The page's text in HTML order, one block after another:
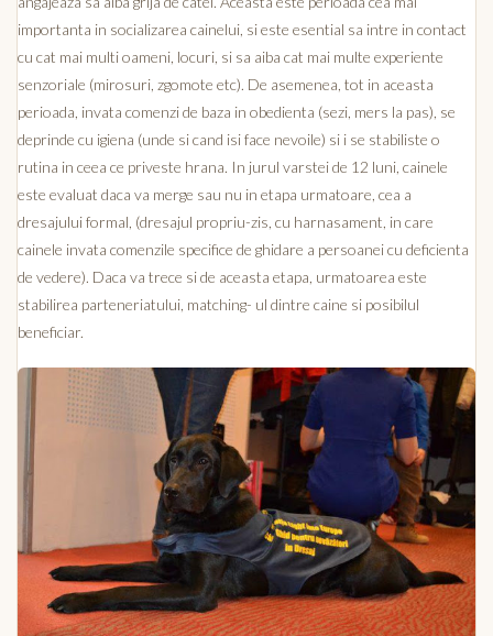
importanta in socializarea cainelui, si este esential sa intre in contact
cu cat mai multi oameni, locuri, si sa aiba cat mai multe experiente
senzoriale (mirosuri, zgomote etc). De asemenea, tot in aceasta
perioada, invata comenzi de baza in obedienta (sezi, mers la pas), se
deprinde cu igiena (unde si cand isi face nevoile) si i se stabiliste o
rutina in ceea ce priveste hrana. In jurul varstei de 12 luni, cainele
este evaluat daca va merge sau nu in etapa urmatoare, cea a
dresajului formal, (dresajul propriu-zis, cu harnasament, in care
cainele invata comenzile specifice de ghidare a persoanei cu deficienta
de vedere). Daca va trece si de aceasta etapa, urmatoarea este
stabilirea parteneriatului, matching- ul dintre caine si posibilul
beneficiar.